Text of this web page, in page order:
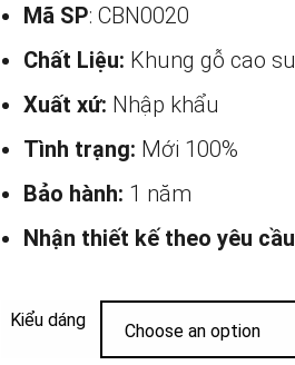
Mã SP: CBN0020
Chất Liệu: Khung gỗ cao su
Xuất xứ: Nhập khẩu
Tình trạng: Mới 100%
Bảo hành: 1 năm
Nhận thiết kế theo yêu cầu
Kiểu dáng
Choose an option